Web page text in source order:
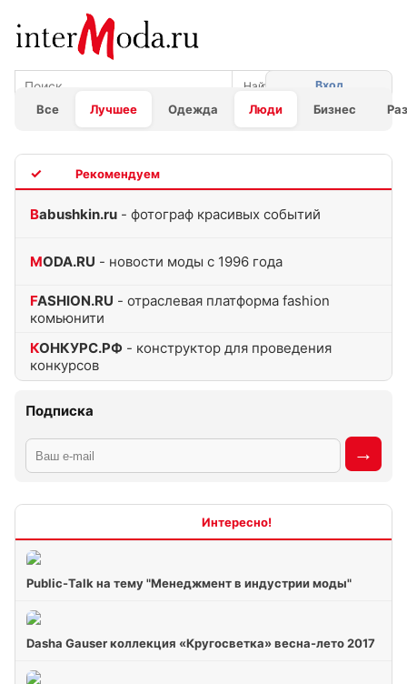
Все Лучшее Одежда Люди Бизнес
Вход
Babushkin.ru - фотограф красивых событий
MODA.RU - новости моды с 1996 года
FASHION.RU - отраслевая платформа fashion
комьюнити
КОНКУРС.РФ - конструктор для проведения
конкурсов
Подписка
Public-Talk на тему "Менеджмент в индустрии моды"
Dasha Gauser коллекция «Кругосветка» весна-лето 2017